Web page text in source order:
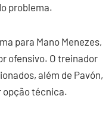
problema.
para Mano Menezes,
ofensivo. O treinador
além de Pavón,
opção técnica.